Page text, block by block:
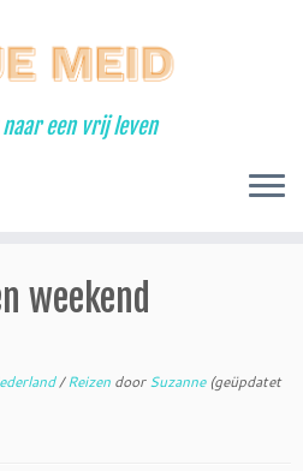
een vrij leven
weekend
/Reizen doorSuzanne(geüpdatet